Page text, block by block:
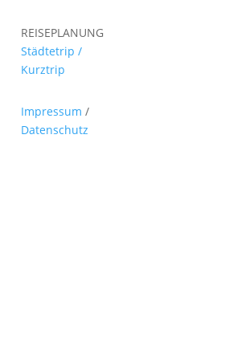
REISEPLANUNG
Städtetrip /
Kurztrip
Impressum /
Datenschutz